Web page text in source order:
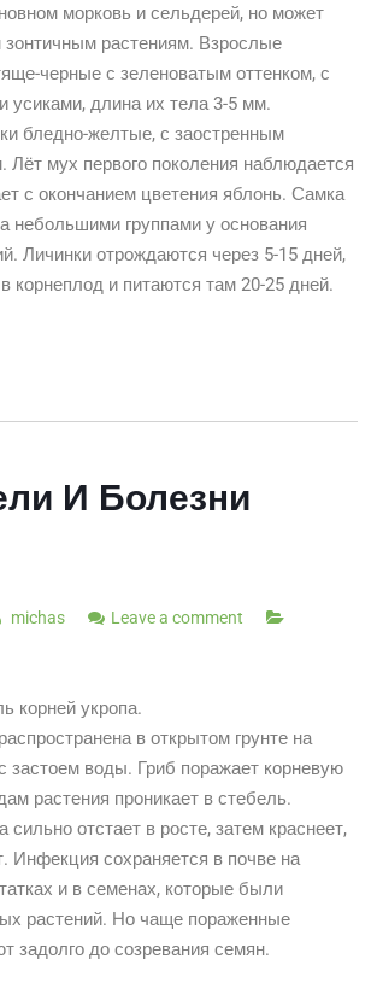
морковь и сельдерей, но может
зонтичным растениям. Взрослые
черные с зеленоватым оттенком, с
усиками, длина их тела 3-5 мм.
бледно-желтые, с заостренным
Лёт мух первого поколения наблюдается
с окончанием цветения яблонь. Самка
небольшими группами у основания
Личинки отрождаются через 5-15 дней,
корнеплод и питаются там 20-25 дней.
И Болезни
michas
Leave a comment
корней укропа.
в открытом грунте на
застоем воды. Гриб поражает корневую
растения проникает в стебель.
сильно отстает в росте, затем краснеет,
Инфекция сохраняется в почве на
и в семенах, которые были
растений. Но чаще пораженные
задолго до созревания семян.